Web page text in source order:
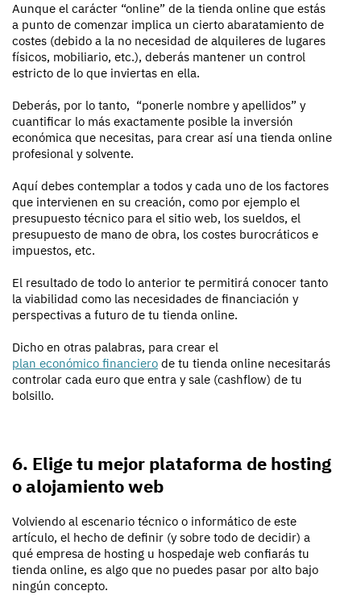
Aunque el carácter “online” de la tienda online que estás
a punto de comenzar implica un cierto abaratamiento de
costes (debido a la no necesidad de alquileres de lugares
físicos, mobiliario, etc.), deberás mantener un control
estricto de lo que inviertas en ella.
Deberás, por lo tanto, “ponerle nombre y apellidos” y
cuantificar lo más exactamente posible la inversión
económica que necesitas, para crear así una tienda online
profesional y solvente.
Aquí debes contemplar a todos y cada uno de los factores
que intervienen en su creación, como por ejemplo el
presupuesto técnico para el sitio web, los sueldos, el
presupuesto de mano de obra, los costes burocráticos e
impuestos, etc.
El resultado de todo lo anterior te permitirá conocer tanto
la viabilidad como las necesidades de financiación y
perspectivas a futuro de tu tienda online.
Dicho en otras palabras, para crear el
plan económico financiero de tu tienda online necesitarás
controlar cada euro que entra y sale (cashflow) de tu
bolsillo.
6. Elige tu mejor plataforma de hosting
o alojamiento web
Volviendo al escenario técnico o informático de este
artículo, el hecho de definir (y sobre todo de decidir) a
qué empresa de hosting u hospedaje web confiarás tu
tienda online, es algo que no puedes pasar por alto bajo
ningún concepto.